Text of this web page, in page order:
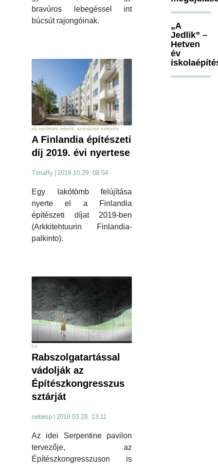
bravúros lebegéssel int
búcsút rajongóinak.
díj épületek videók, animációk exkluzív
A Finlandia építészeti
díj 2019. évi nyertese
Timaffy 2019.10.29. 08:54
Egy lakótömb felújítása
nyerte el a Finlandia
építészeti díjat 2019-ben
(Arkkitehtuurin Finlandia-
palkinto).
hír
Rabszolgatartással
vádolják az
Építészkongresszus
sztárját
sebesp 2019.03.28. 13:11
Az idei Serpentine pavilon
tervezője, az
Építészkongresszuson is
„A
Jedlik” –
Hetven
év